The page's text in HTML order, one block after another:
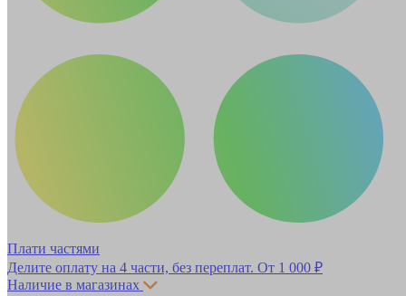
Плати частями
Делите оплату на 4 части, без переплат. От 1 000 ₽
Наличие в магазинах